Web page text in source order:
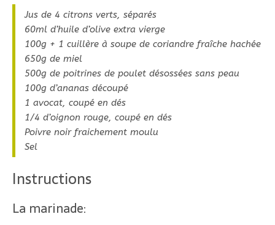
Jus de 4 citrons verts, séparés
60ml d’huile d’olive extra vierge
100g + 1 cuillère à soupe de coriandre fraîche hachée
650g de miel
500g de poitrines de poulet désossées sans peau
100g d’ananas découpé
1 avocat, coupé en dés
1/4 d’oignon rouge, coupé en dés
Poivre noir fraichement moulu
Sel
Instructions
La marinade: